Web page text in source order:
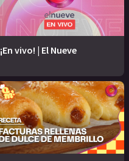
¡En vivo! | El Nueve